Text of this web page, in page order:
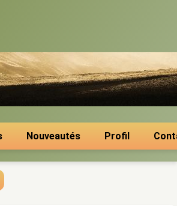
Nouveautés Profil